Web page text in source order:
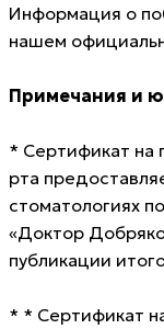
Информация о
нашем
Примечания и
* Сертификат на
рта
стоматологиях
«Доктор
публикации
* * Сертификат